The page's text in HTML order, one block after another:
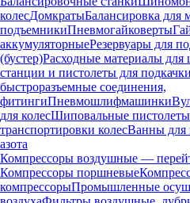
колесДомкратыБалансировка для
подъемникиПневмогайковерты
аккумуляторныеРезервуары для
(бустер)Расходные материалы
станции и пистолеты для
быстроразъемные соединения,
фитингиПневмошлифмашинки
для колесШиповальные пистолеты
транспортировки колесВанны для
азота
Компрессоры воздушные —
Компрессоры поршневые
компрессорыПромышленные